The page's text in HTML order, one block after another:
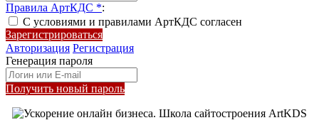
Правила АртКДС *:
С условиями и правилами АртКДС согласен
Зарегистрироваться
Авторизация Регистрация
Генерация пароля
Получить новый пароль